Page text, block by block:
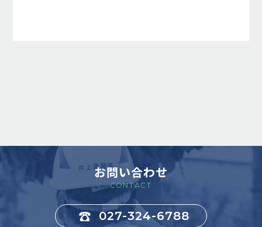
お問い合わせ
CONTACT
027-324-6788